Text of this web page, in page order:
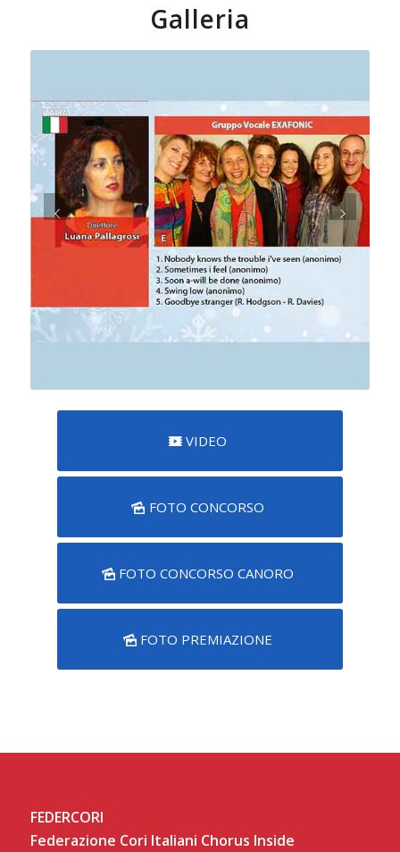
Galleria
VIDEO
FOTO CONCORSO
FOTO CONCORSO CANORO
FOTO PREMIAZIONE
FEDERCORI
Federazione Cori Italiani Chorus Inside